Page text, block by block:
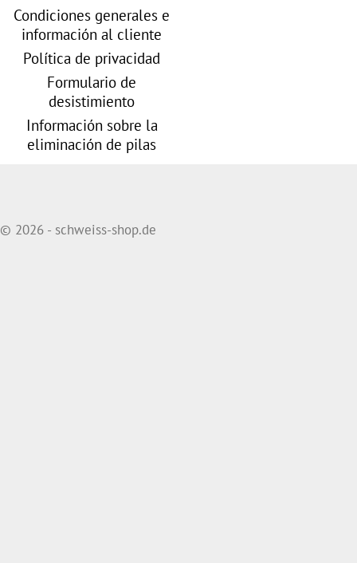
Condiciones generales e
información al cliente
Política de privacidad
Formulario de
desistimiento
Información sobre la
eliminación de pilas
© 2026 - schweiss-shop.de